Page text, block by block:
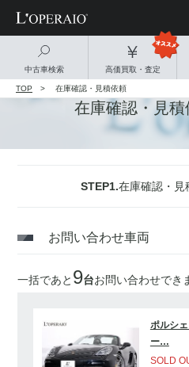
中古車検索 高価買取・査定
TOP 在庫確認・見積依頼
在庫確認・見
STEP1.在庫確認・見
お問い合わせ車両
一括であと 9台お問い合わせでき
ポルシ
ー…
SOLD